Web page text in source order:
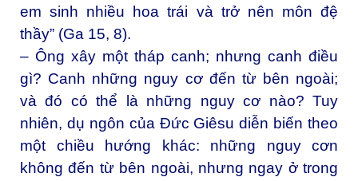
em sinh nhiều hoa trái và trở nên môn đệ
thầy” (Ga 15, 8).
– Ông xây một tháp canh; nhưng canh điều
gì? Canh những nguy cơ đến từ bên ngoài;
và đó có thể là những nguy cơ nào? Tuy
nhiên, dụ ngôn của Đức Giêsu diễn biến theo
một chiều hướng khác: những nguy cơn
không đến từ bên ngoài, nhưng ngay ở trong